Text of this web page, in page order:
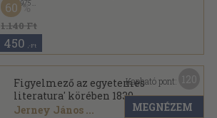
, 1975
Varrott keménykötés
1.140 Ft
60
450 ,-Ft
Figyelmező az egyetemes
literatura' körében 1839.
január-december
Jerney János ...
Kapható pont:
MEGNÉZEM